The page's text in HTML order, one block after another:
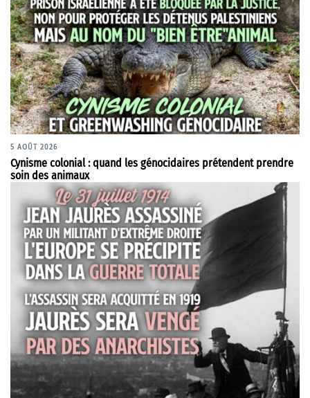
5 AOÛT 2026
Cynisme colonial : quand les génocidaires prétendent prendre
soin des animaux